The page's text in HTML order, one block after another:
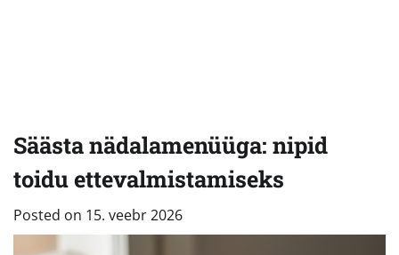
Säästa nädalamenüüga: nipid
toidu ettevalmistamiseks
Posted on 15. veebr 2026